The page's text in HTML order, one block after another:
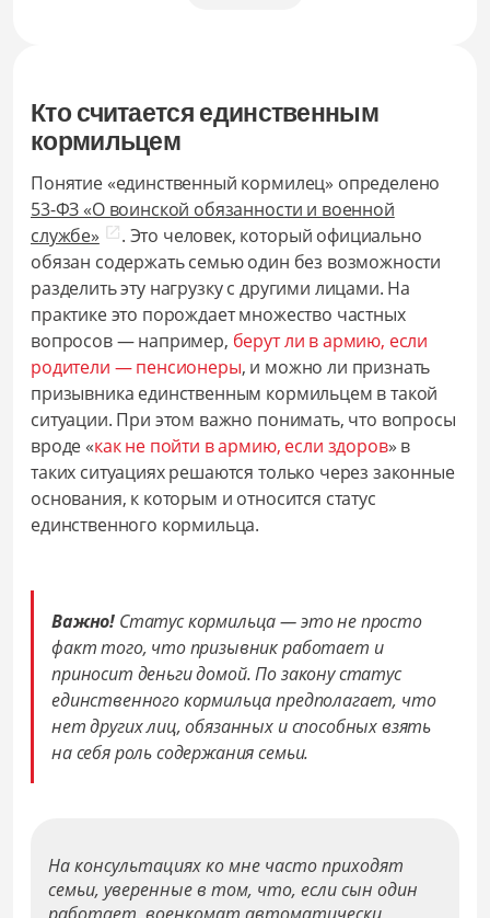
Кто считается единственным
кормильцем
Понятие «единственный кормилец» определено
53-ФЗ «О воинской обязанности и военной
службе»
. Это человек, который официально
обязан содержать семью один без возможности
разделить эту нагрузку с другими лицами. На
практике это порождает множество частных
вопросов — например, берут ли в армию, если
родители — пенсионеры, и можно ли признать
призывника единственным кормильцем в такой
ситуации. При этом важно понимать, что вопросы
вроде «как не пойти в армию, если здоров» в
таких ситуациях решаются только через законные
основания, к которым и относится статус
единственного кормильца.
Важно! Статус кормильца — это не просто
факт того, что призывник работает и
приносит деньги домой. По закону статус
единственного кормильца предполагает, что
нет других лиц, обязанных и способных взять
на себя роль содержания семьи.
На консультациях ко мне часто приходят
семьи, уверенные в том, что, если сын один